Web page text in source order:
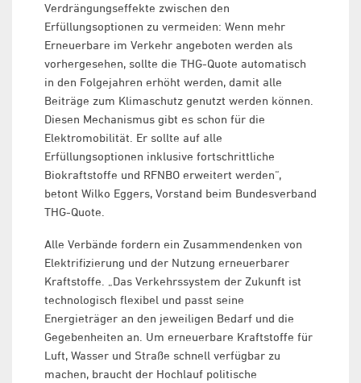
Verdrängungseffekte zwischen den
Erfüllungsoptionen zu vermeiden: Wenn mehr
Erneuerbare im Verkehr angeboten werden als
vorhergesehen, sollte die THG-Quote automatisch
in den Folgejahren erhöht werden, damit alle
Beiträge zum Klimaschutz genutzt werden können.
Diesen Mechanismus gibt es schon für die
Elektromobilität. Er sollte auf alle
Erfüllungsoptionen inklusive fortschrittliche
Biokraftstoffe und RFNBO erweitert werden“,
betont Wilko Eggers, Vorstand beim Bundesverband
THG-Quote.
Alle Verbände fordern ein Zusammendenken von
Elektrifizierung und der Nutzung erneuerbarer
Kraftstoffe. „Das Verkehrssystem der Zukunft ist
technologisch flexibel und passt seine
Energieträger an den jeweiligen Bedarf und die
Gegebenheiten an. Um erneuerbare Kraftstoffe für
Luft, Wasser und Straße schnell verfügbar zu
machen, braucht der Hochlauf politische